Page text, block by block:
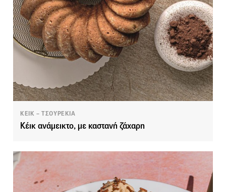
ΚΕΙΚ – ΤΣΟΥΡΕΚΙΑ
Κέικ ανάμεικτο, με καστανή ζάχαρη